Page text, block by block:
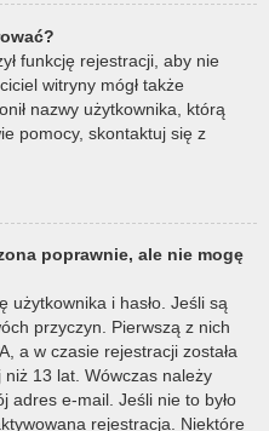
funkcję rejestracji, aby nie
witryny mógł także
nazwy użytkownika, którą
pomocy, skontaktuj się z
poprawnie, ale nie mogę
użytkownika i hasło. Jeśli są
przyczyn. Pierwszą z nich
a w czasie rejestracji została
13 lat. Wówczas należy
adres e-mail. Jeśli nie to było
rejestracja. Niektóre